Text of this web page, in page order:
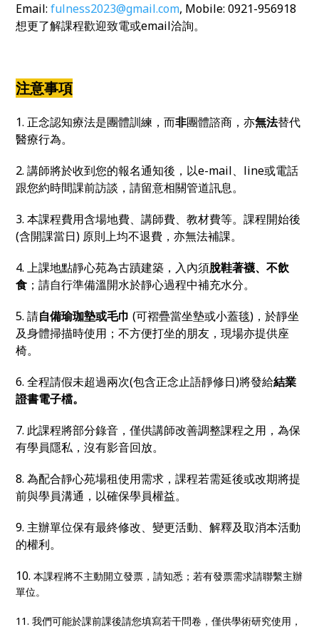
Email:fulness2023@gmail.com, Mobile: 0921-956918
想更了解課程歡迎致電或email洽詢。
注意事項
1. 正念認知療法是團體訓練，而非團體諮商，亦無法替代
醫療行為。
2. 講師將於收到您的報名通知後，以e-mail、line或電話
跟您約時間課前訪談，請留意相關管道訊息。
3. 本課程費用含場地費、講師費、教材費等。課程開始後
(含開課當日) 原則上均不退費，亦無法補課。
4. 上課地點靜心苑為古蹟建築，入內須脫鞋著襪、不飲
食 ；請自行準備溫開水於靜心過程中補充水分。
5. 請自備瑜珈墊或毛巾(可褶疊當坐墊或小蓋毯)，於靜坐
及身體掃描時使用；不方便打坐的朋友，現場亦提供座
椅。
6. 全程請假未超過兩次(包含正念止語靜修日)將發給結業
證書電子檔。
7. 此課程將部分錄音，僅供講師改善調整課程之用，為保
有學員隱私，沒有影音回放。
8. 為配合靜心苑場租使用需求，課程若需延後或改期將提
前與學員溝通，以確保學員權益。
9. 主辦單位保有最終修改、變更活動、解釋及取消本活動
的權利。
10.本課程將不主動開立發票，請知悉；若有發票需求請聯繫主辦
單位。
11. 我們可能於課前課後請您填寫若干問卷，僅供學術研究使用，